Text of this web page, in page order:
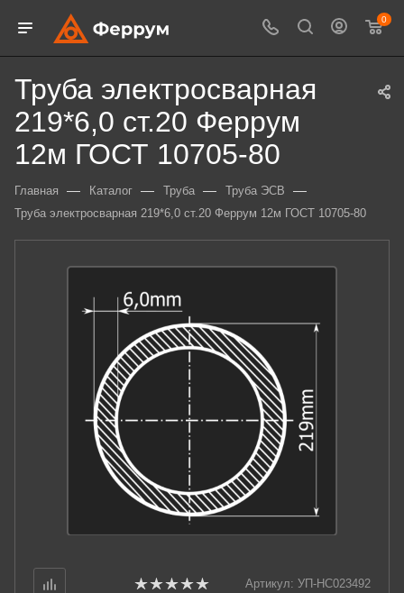
0
Труба электросварная
219*6,0 ст.20 Феррум
12м ГОСТ 10705-80
Главная — Каталог — Труба — Труба ЭСВ —
Труба электросварная 219*6,0 ст.20 Феррум 12м ГОСТ 10705-80
Артикул: УП-НС023492